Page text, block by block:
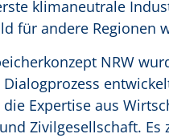
klimaneutrale
für andere Regionen
NRW
Expertise aus
Zivilgesellschaft. Es